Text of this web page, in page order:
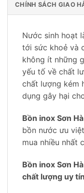
CHÍNH SÁCH GIAO
Nước sinh hoạt
tới sức khoẻ và
không ít những
yếu tố về chất
chất lượng kém
dụng gây hại
Bồn inox Sơn
bồn nước ưu
mua nhiều nhất
Bồn inox Sơn
chất lượng uy